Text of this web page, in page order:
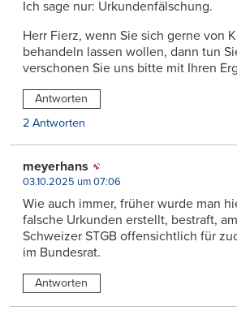
Ich sage nur: Urkundenfälschung.
Herr Fierz, wenn Sie sich gerne von
behandeln lassen wollen, dann tun
verschonen Sie uns bitte mit Ihren
Antworten
2 Antworten
meyerhans
03.10.2025 um 07:06
Wie auch immer, früher wurde man
falsche Urkunden erstellt, bestraft,
Schweizer STGB offensichtlich für
im Bundesrat.
Antworten